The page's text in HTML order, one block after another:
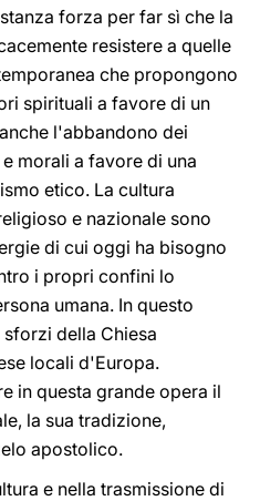
forza per far sì che la
resistere a quelle
che propongono
spirituali a favore di un
l'abbandono dei
morali a favore di una
etico. La cultura
e nazionale sono
di cui oggi ha bisogno
i propri confini lo
umana. In questo
della Chiesa
locali d'Europa.
in questa grande opera il
la sua tradizione,
apostolico.
e nella trasmissione di